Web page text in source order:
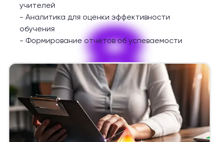
8
учителей
- Аналитика для оценки эффективности
обучения
- Формирование отчетов об успеваемости